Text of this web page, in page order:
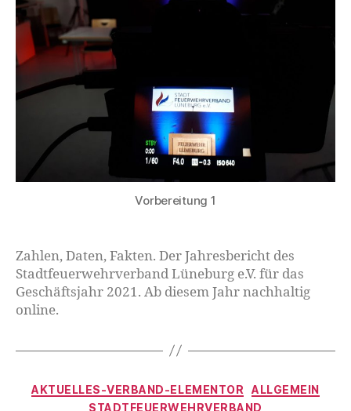
Vorbereitung 1
Zahlen, Daten, Fakten. Der Jahresbericht des
Stadtfeuerwehrverband Lüneburg e.V. für das
Geschäftsjahr 2021. Ab diesem Jahr nachhaltig
online.
AKTUELLES-VERBAND-ELEMENTOR
ALLGEMEIN
STADTFEUERWEHRVERBAND